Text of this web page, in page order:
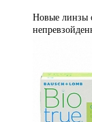
Новые линзы
технологии
глаз, а
30шт 3 050
90шт под
Купить